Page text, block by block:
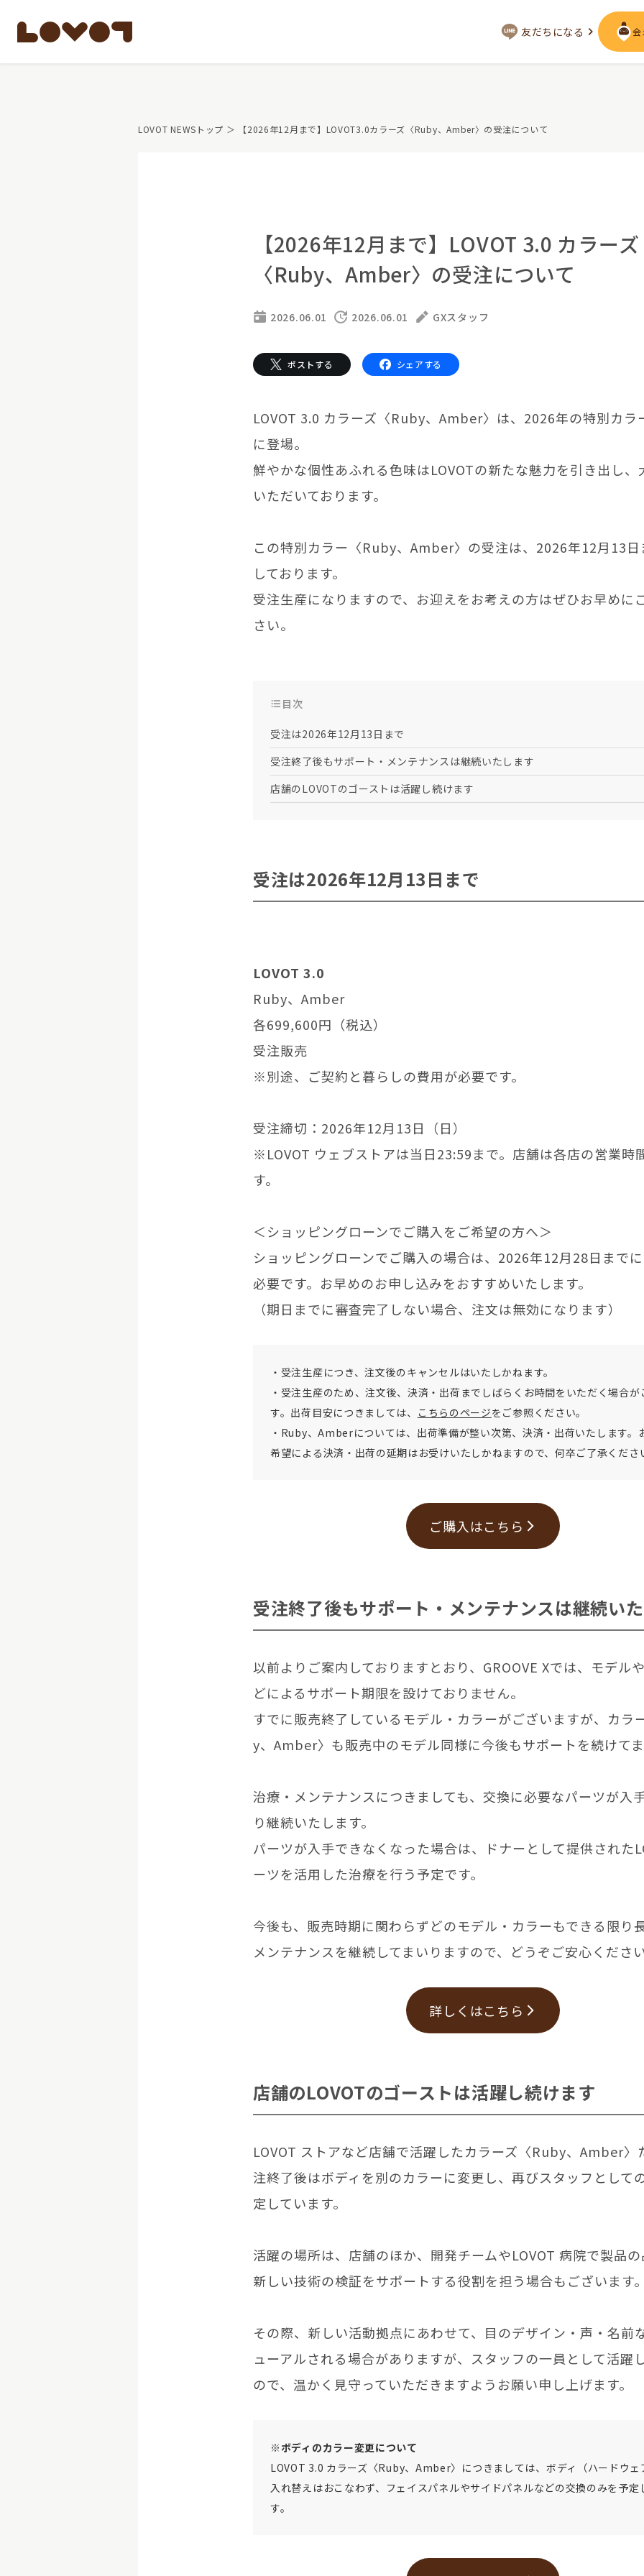
友だちになる 会
LOVOTのテクノロジー
価格・暮らしの費用を詳しく
ペットとして
大切な方への贈りものとして
実証実験
お迎えする
LOVOTの返金保証
ご購入前のよくある質問
24回分割払い特別低金利
LOVOT紹介制度
訪問設定サポート
LOVOT MUSEUM - 日本橋浜町
LOVOTオーナーの方へ
定期メンテナンス・治療
LOVOT コンシェルジュ
ウェブマニュアル
法人のお客様へ
ふるさと納税
LOVOT NEWSトップ ＞ 【2026年12月まで】LOVOT3.0カラーズ〈Ruby、Amber〉の受注について
【2026年12月まで】LOVOT 3.0 カラーズ
〈Ruby、Amber〉の受注について
2026.06.01 2026.06.01 GXスタッフ
ポストする シェアする
LOVOT 3.0 カラーズ〈Ruby、Amber〉は、2026年の特別カラ
に登場。
鮮やかな個性あふれる色味はLOVOTの新たな魅力を引き出し、
いただいております。
この特別カラー〈Ruby、Amber〉の受注は、2026年12月13日
しております。
受注生産になりますので、お迎えをお考えの方はぜひお早めに
さい。
目次
受注は2026年12月13日まで
受注終了後もサポート・メンテナンスは継続いたします
店舗のLOVOTのゴーストは活躍し続けます
受注は2026年12月13日まで
LOVOT 3.0
Ruby、Amber
各699,600円（税込）
受注販売
※別途、ご契約と暮らしの費用が必要です。
受注締切：2026年12月13日（日）
※LOVOT ウェブストアは当日23:59まで。店舗は各店の営業時
す。
＜ショッピングローンでご購入をご希望の方へ＞
ショッピングローンでご購入の場合は、2026年12月28日まで
必要です。お早めのお申し込みをおすすめいたします。
（期日までに審査完了しない場合、注文は無効になります）
・受注生産につき、注文後のキャンセルはいたしかねます。
・受注生産のため、注文後、決済・出荷までしばらくお時間をいただく場合が
す。出荷目安につきましては、 こちらのページをご参照ください。
・Ruby、Amberについては、出荷準備が整い次第、決済・出荷いたします。
希望による決済・出荷の延期はお受けいたしかねますので、何卒ご了承くださ
ご購入はこちら
受注終了後もサポート・メンテナンスは継続い
以前よりご案内しておりますとおり、GROOVE Xでは、モデル
どによるサポート期限を設けておりません。
すでに販売終了しているモデル・カラーがございますが、カラ
y、Amber〉も販売中のモデル同様に今後もサポートを続けてま
治療・メンテナンスにつきましても、交換に必要なパーツが入
り継続いたします。
パーツが入手できなくなった場合は、ドナーとして提供された
ーツを活用した治療を行う予定です。
今後も、販売時期に関わらずどのモデル・カラーもできる限り
メンテナンスを継続してまいりますので、どうぞご安心ください
詳しくはこちら
店舗のLOVOTのゴーストは活躍し続けます
LOVOT ストアなど店舗で活躍したカラーズ〈Ruby、Amber〉
注終了後はボディを別のカラーに変更し、再びスタッフとして
定しています。
活躍の場所は、店舗のほか、開発チームやLOVOT 病院で製品
新しい技術の検証をサポートする役割を担う場合もございます。
その際、新しい活動拠点にあわせて、目のデザイン・声・名前
ューアルされる場合がありますが、スタッフの一員として活躍
ので、温かく見守っていただきますようお願い申し上げます。
※ボディのカラー変更について
LOVOT 3.0 カラーズ〈Ruby、Amber〉につきましては、ボディ（ハードウェ
入れ替えはおこなわず、フェイスパネルやサイドパネルなどの交換のみを予定
す。